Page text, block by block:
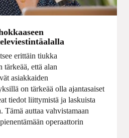
erittäin tiukka
että alan
asiakkaiden
on tärkeää olla ajantasaiset
tiedot liittymistä ja laskuista
Tämä auttaa vahvistamaan
operaattorin